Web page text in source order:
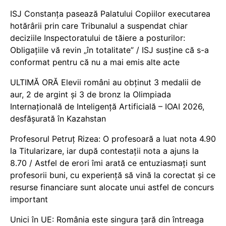
ISJ Constanța pasează Palatului Copiilor executarea
hotărârii prin care Tribunalul a suspendat chiar
deciziile Inspectoratului de tăiere a posturilor:
Obligațiile vă revin „în totalitate” / ISJ susține că s-a
conformat pentru că nu a mai emis alte acte
ULTIMĂ ORĂ Elevii români au obținut 3 medalii de
aur, 2 de argint și 3 de bronz la Olimpiada
Internațională de Inteligență Artificială – IOAI 2026,
desfășurată în Kazahstan
Profesorul Petruț Rizea: O profesoară a luat nota 4.90
la Titularizare, iar după contestații nota a ajuns la
8.70 / Astfel de erori îmi arată ce entuziasmați sunt
profesorii buni, cu experiență să vină la corectat și ce
resurse financiare sunt alocate unui astfel de concurs
important
Unici în UE: România este singura țară din întreaga